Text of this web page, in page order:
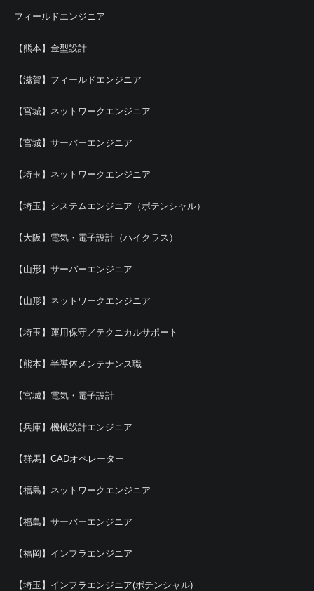
フィールドエンジニア
【熊本】金型設計
【滋賀】フィールドエンジニア
【宮城】ネットワークエンジニア
【宮城】サーバーエンジニア
【埼玉】ネットワークエンジニア
【埼玉】システムエンジニア（ポテンシャル）
【大阪】電気・電子設計（ハイクラス）
【山形】サーバーエンジニア
【山形】ネットワークエンジニア
【埼玉】運用保守／テクニカルサポート
【熊本】半導体メンテナンス職
【宮城】電気・電子設計
【兵庫】機械設計エンジニア
【群馬】CADオペレーター
【福島】ネットワークエンジニア
【福島】サーバーエンジニア
【福岡】インフラエンジニア
【埼玉】インフラエンジニア(ポテンシャル)